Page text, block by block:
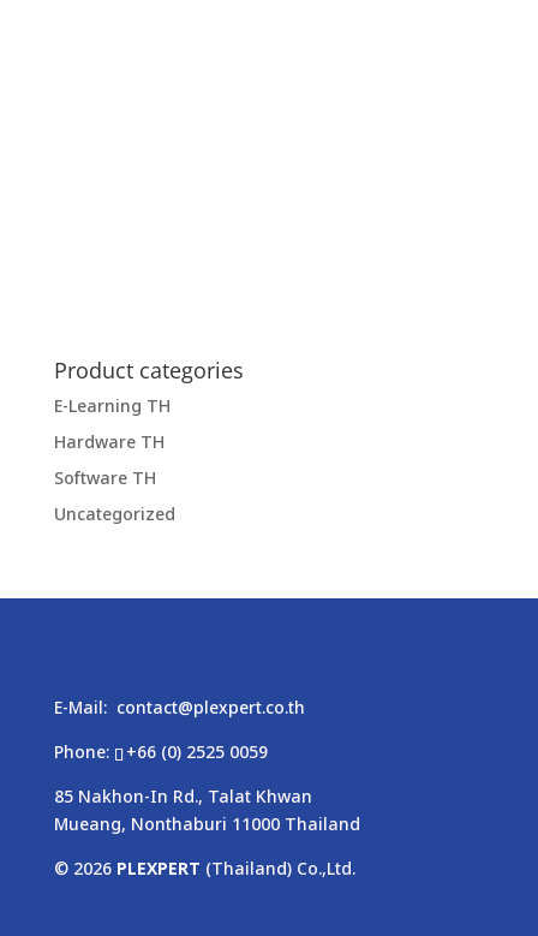
Product categories
E-Learning TH
Hardware TH
Software TH
Uncategorized
E-Mail: contact@plexpert.co.th
Phone:
+66 (0) 2525 0059
85 Nakhon-In Rd., Talat Khwan
Mueang, Nonthaburi 11000 Thailand
© 2026 PLEXPERT (Thailand) Co.,Ltd.